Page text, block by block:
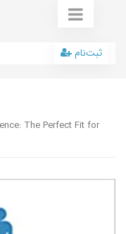
ثبت‌نام
The Perfect Fit for